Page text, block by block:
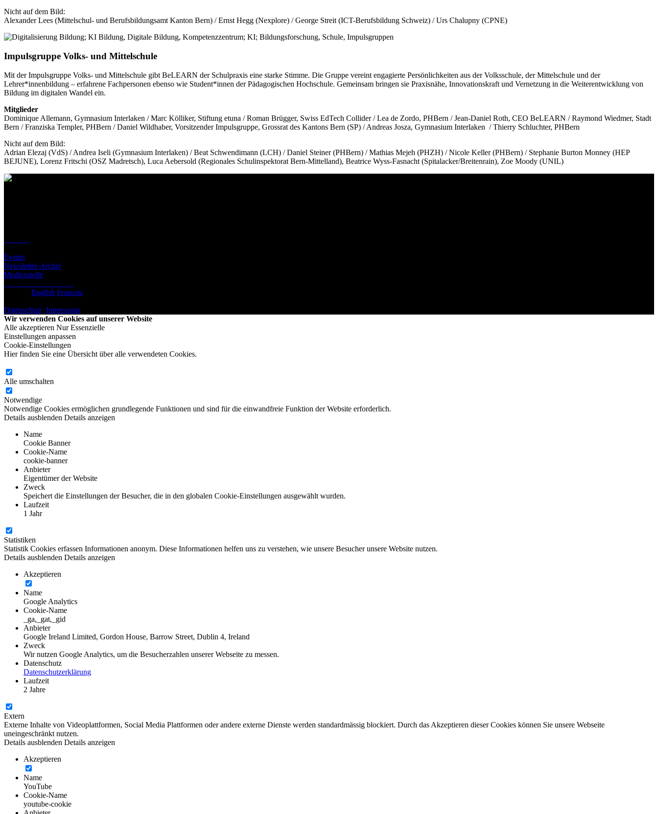
Nicht auf dem Bild:
Alexander Lees (Mittelschul- und Berufsbildungsamt Kanton Bern) / Ernst Hegg (Nexplore) / George Streit (ICT-Berufsbildung Schweiz) / Urs Chalupny (CPNE)
Impulsgruppe Volks- und Mittelschule
Mit der Impulsgruppe Volks- und Mittelschule gibt BeLEARN der Schulpraxis eine starke Stimme. Die Gruppe vereint engagierte Persönlichkeiten aus der Volksschule, der Mittelschule und der
Lehrer*innenbildung – erfahrene Fachpersonen ebenso wie Student*innen der Pädagogischen Hochschule. Gemeinsam bringen sie Praxisnähe, Innovationskraft und Vernetzung in die Weiterentwicklung von
Bildung im digitalen Wandel ein.
Mitglieder
Dominique Allemann, Gymnasium Interlaken / Marc Kölliker, Stiftung etuna / Roman Brügger, Swiss EdTech Collider / Lea de Zordo, PHBern / Jean-Daniel Roth, CEO BeLEARN / Raymond Wiedmer, Stadt
Bern / Franziska Templer, PHBern / Daniel Wildhaber, Vorsitzender Impulsgruppe, Grossrat des Kantons Bern (SP) / Andreas Josza, Gymnasium Interlaken / Thierry Schluchter, PHBern
Nicht auf dem Bild:
Adrian Elezaj (VdS) / Andrea Iseli (Gymnasium Interlaken) / Beat Schwendimann (LCH) / Daniel Steiner (PHBern) / Mathias Mejeh (PHZH) / Nicole Keller (PHBern) / Stephanie Burton Monney (HEP
BEJUNE), Lorenz Fritschi (OSZ Madretsch), Luca Aebersold (Regionales Schulinspektorat Bern-Mittelland), Beatrice Wyss-Fasnacht (Spitalacker/Breitenrain), Zoe Moody (UNIL)
Events
Newsletter-Archiv
Medienstelle
English Français
Datenschutz Impressum
Wir verwenden Cookies auf unserer Website
Alle akzeptieren Nur Essenzielle
Einstellungen anpassen
Cookie-Einstellungen
Hier finden Sie eine Übersicht über alle verwendeten Cookies.
Alle umschalten
Notwendige
Notwendige Cookies ermöglichen grundlegende Funktionen und sind für die einwandfreie Funktion der Website erforderlich.
Details ausblenden Details anzeigen
Name
Cookie Banner
Cookie-Name
cookie-banner
Anbieter
Eigentümer der Website
Zweck
Speichert die Einstellungen der Besucher, die in den globalen Cookie-Einstellungen ausgewählt wurden.
Laufzeit
1 Jahr
Statistiken
Statistik Cookies erfassen Informationen anonym. Diese Informationen helfen uns zu verstehen, wie unsere Besucher unsere Website nutzen.
Details ausblenden Details anzeigen
Akzeptieren
Name
Google Analytics
Cookie-Name
_ga,_gat,_gid
Anbieter
Google Ireland Limited, Gordon House, Barrow Street, Dublin 4, Ireland
Zweck
Wir nutzen Google Analytics, um die Besucherzahlen unserer Webseite zu messen.
Datenschutz
Datenschutzerklärung
Laufzeit
2 Jahre
Extern
Externe Inhalte von Videoplattformen, Social Media Plattformen oder andere externe Dienste werden standardmässig blockiert. Durch das Akzeptieren dieser Cookies können Sie unsere Webseite
uneingeschränkt nutzen.
Details ausblenden Details anzeigen
Akzeptieren
Name
YouTube
Cookie-Name
youtube-cookie